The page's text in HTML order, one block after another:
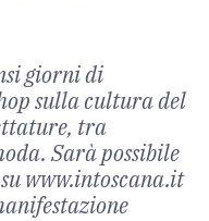
giorni di
sulla cultura del
tra
Sarà possibile
www.intoscana.it